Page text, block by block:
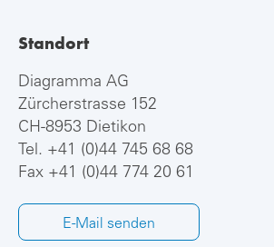
Standort
Diagramma AG
Zürcherstrasse 152
CH-8953 Dietikon
Tel. +41 (0)44 745 68 68
Fax +41 (0)44 774 20 61
E-Mail senden